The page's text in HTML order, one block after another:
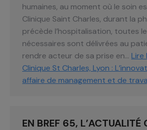
humaines, au moment où le soin
Clinique Saint Charles, durant la
précède l’hospitalisation, toutes
nécessaires sont délivrées au
rendre acteur de sa prise en… Lire
Clinique St Charles, Lyon :
affaire de management et de
EN BREF 65, L’ACTUALITÉ